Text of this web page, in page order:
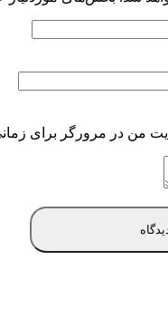
من در مرورگر برای